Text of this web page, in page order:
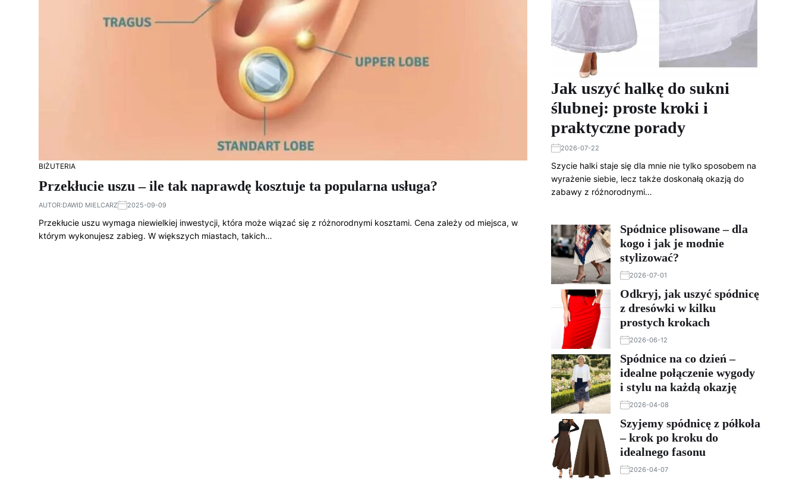
BIŻUTERIA
Przekłucie uszu – ile tak naprawdę kosztuje ta popularna usługa?
AUTOR:DAWID MIELCARZ 2025-09-09
Przekłucie uszu wymaga niewielkiej inwestycji, która może wiązać się z różnorodnymi kosztami. Cena zależy od miejsca, w
którym wykonujesz zabieg. W większych miastach, takich…
Jak uszyć halkę do sukni
ślubnej: proste kroki i
praktyczne porady
2026-07-22
Szycie halki staje się dla mnie nie tylko sposobem na
wyrażenie siebie, lecz także doskonałą okazją do
zabawy z różnorodnymi…
Spódnice plisowane – dla
kogo i jak je modnie
stylizować?
2026-07-01
Odkryj, jak uszyć spódnicę
z dresówki w kilku
prostych krokach
2026-06-12
Spódnice na co dzień –
idealne połączenie wygody
i stylu na każdą okazję
2026-04-08
Szyjemy spódnicę z półkoła
– krok po kroku do
idealnego fasonu
2026-04-07